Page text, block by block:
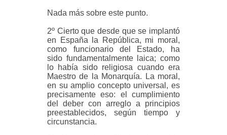
Nada más sobre este punto.
2º Cierto que desde que se implantó
en España la República, mi moral,
como funcionario del Estado, ha
sido fundamentalmente laica; como
lo había sido religiosa cuando era
Maestro de la Monarquía. La moral,
en su amplio concepto universal, es
precisamente eso: el cumplimiento
del deber con arreglo a principios
preestablecidos, según tiempo y
circunstancia.